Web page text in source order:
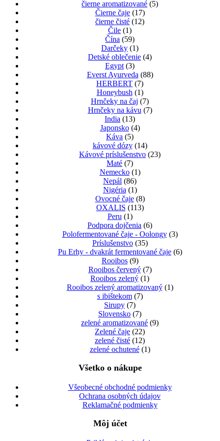
čierne aromatizované (5)
Čierne čaje (17)
čierne čisté (12)
Čile (1)
Čína (59)
Darčeky (1)
Detské oblečenie (4)
Egypt (3)
Everst Ayurveda (88)
HERBERT (7)
Honeybush (1)
Hrnčeky na čaj (7)
Hrnčeky na kávu (7)
India (13)
Japonsko (4)
Káva (5)
kávové dózy (14)
Kávové príslušenstvo (23)
Maté (7)
Nemecko (1)
Nepál (86)
Nigéria (1)
Ovocné čaje (8)
OXALIS (113)
Peru (1)
Podpora dojčenia (6)
Polofermentované čaje - Oolongy (3)
Príslušenstvo (35)
Pu Erhy - dvakrát fermentované čaje (6)
Rooibos (9)
Rooibos červený (7)
Rooibos zelený (1)
Rooibos zelený aromatizovaný (1)
s ibištekom (7)
Sirupy (7)
Slovensko (7)
zelené aromatizované (9)
Zelené čaje (22)
zelené čisté (12)
zelené ochutené (1)
Všetko o nákupe
Všeobecné obchodné podmienky
Ochrana osobných údajov
Reklamačné podmienky
Môj účet